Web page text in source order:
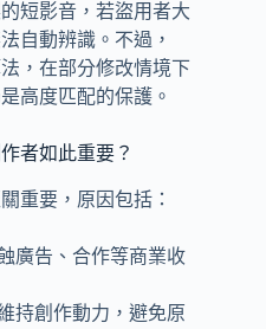
短影音，若盜用者大
自動辨識。不過，
，在部分修改情境下
高度匹配的保護。
者如此重要？
重要，原因包括：
廣告、合作等商業收
持創作動力，避免原